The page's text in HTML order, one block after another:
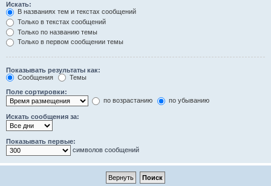
Искать:
В названиях тем и текстах сообщений
Только в текстах сообщений
Только по названию темы
Только в первом сообщении темы
Показывать результаты как:
Сообщения
Темы
Поле сортировки:
по возрастанию
по убыванию
Искать сообщения за:
Показывать первые:
символов сообщений